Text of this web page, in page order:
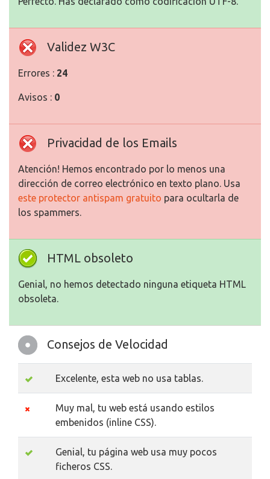
Validez W3C
Errores : 24
Avisos : 0
Privacidad de los Emails
Atención! Hemos encontrado por lo menos una
dirección de correo electrónico en texto plano. Usa
este protector antispam gratuito para ocultarla de
los spammers.
HTML obsoleto
Genial, no hemos detectado ninguna etiqueta HTML
obsoleta.
Consejos de Velocidad
Excelente, esta web no usa tablas.
Muy mal, tu web está usando estilos
embenidos (inline CSS).
Genial, tu página web usa muy pocos
ficheros CSS.